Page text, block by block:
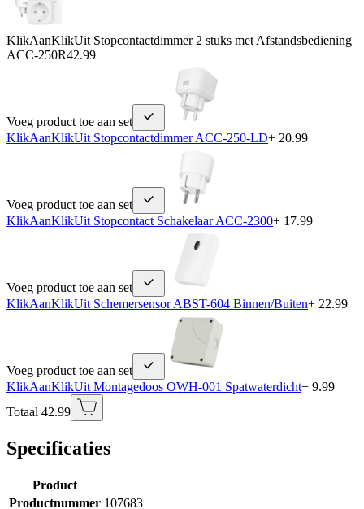
KlikAanKlikUit Stopcontactdimmer 2 stuks met Afstandsbediening
ACC-250R42.99
Voeg product toe aan set
KlikAanKlikUit Stopcontactdimmer ACC-250-LD+ 20.99
Voeg product toe aan set
KlikAanKlikUit Stopcontact Schakelaar ACC-2300+ 17.99
Voeg product toe aan set
KlikAanKlikUit Schemersensor ABST-604 Binnen/Buiten+ 22.99
Voeg product toe aan set
KlikAanKlikUit Montagedoos OWH-001 Spatwaterdicht+ 9.99
Totaal 42.99
Specificaties
Product
Productnummer 107683